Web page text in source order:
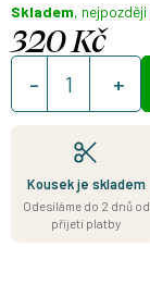
Skladem
320 Kč
Měrná
cena:
Kousek je skladem
Odesíláme do 2 dnů od
přijetí platby